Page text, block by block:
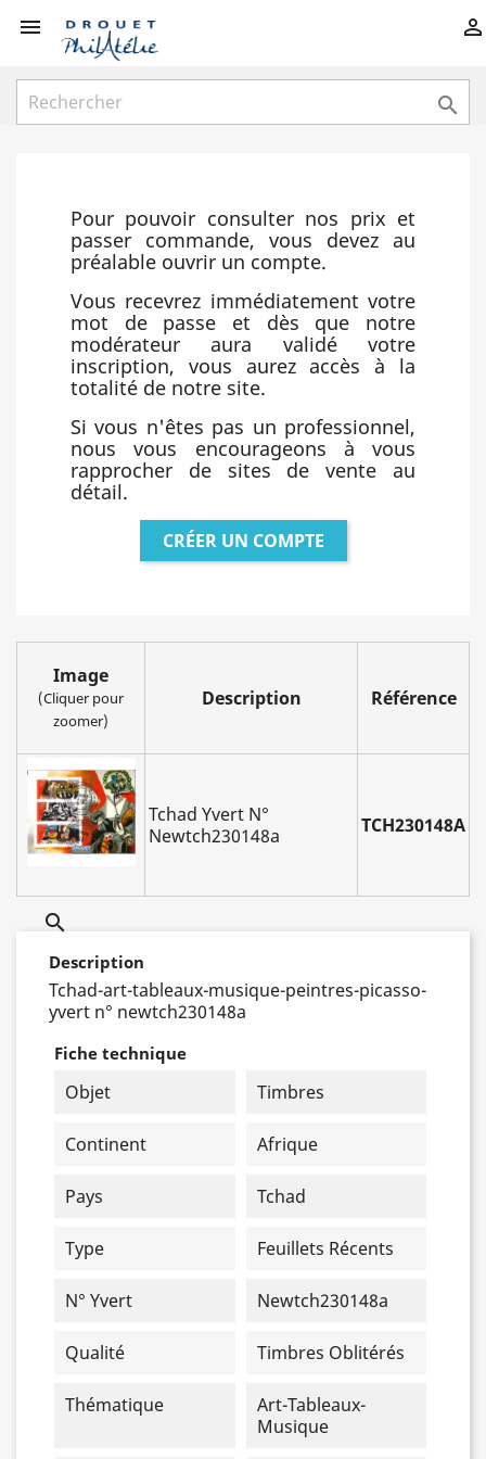
 

Pour pouvoir consulter nos prix et
passer commande, vous devez au
préalable ouvrir un compte.
Vous recevrez immédiatement votre
mot de passe et dès que notre
modérateur aura validé votre
inscription, vous aurez accès à la
totalité de notre site.
Si vous n'êtes pas un professionnel,
nous vous encourageons à vous
rapprocher de sites de vente au
détail.
CRÉER UN COMPTE
Image
(Cliquer pour
zoomer)
Description Référence

Tchad Yvert N°
Newtch230148a
TCH230148A
Description
Tchad-art-tableaux-musique-peintres-picasso-
yvert n° newtch230148a
Fiche technique
Objet Timbres
Continent Afrique
Pays Tchad
Type Feuillets Récents
N° Yvert Newtch230148a
Qualité Timbres Oblitérés
Thématique
Art-Tableaux-
Musique